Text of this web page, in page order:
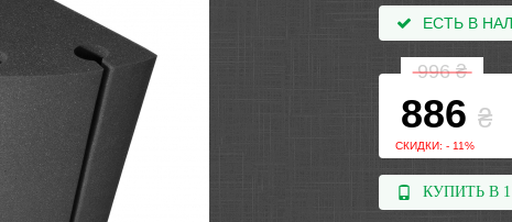
ЕСТЬ В
996₴
886 ₴
СКИДКИ: - 11%
КУПИТЬ В